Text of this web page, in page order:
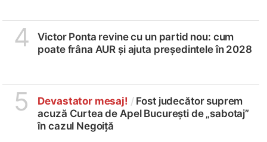
4
Victor Ponta revine cu un partid nou: cum
poate frâna AUR și ajuta președintele în 2028
5 Devastator mesaj! / Fost judecător suprem
acuză Curtea de Apel București de „sabotaj”
în cazul Negoiță